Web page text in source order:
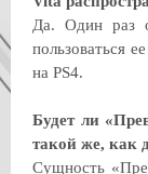
Да. Один раз
пользоваться
на PS4.
Будет ли
такой же, как
Сущность